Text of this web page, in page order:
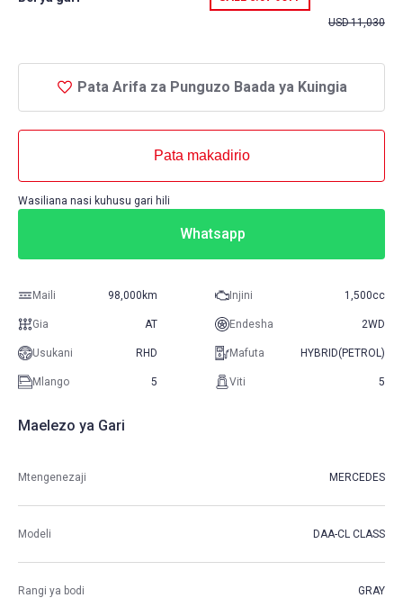
USD11,030
Pata Arifa za Punguzo Baada ya Kuingia
Pata makadirio
Wasiliana nasi kuhusu gari hili
Whatsapp
Maili 98,000km Injini 1,500cc
Gia AT Endesha 2WD
Usukani RHD Mafuta HYBRID(PETROL)
Mlango 5 Viti 5
Maelezo ya Gari
Mtengenezaji MERCEDES
Modeli DAA-CL CLASS
Rangi ya bodi GRAY